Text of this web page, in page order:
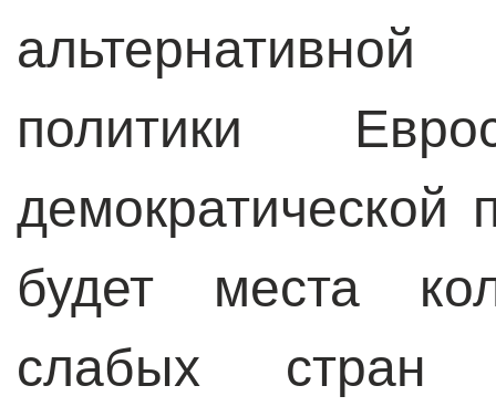
политики
демократической
будет места
слабых